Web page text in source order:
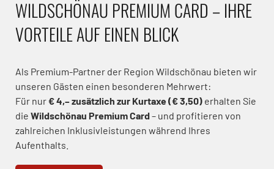
WILDSCHÖNAU PREMIUM CARD – IHRE
VORTEILE AUF EINEN BLICK
Als Premium-Partner der Region Wildschönau bieten wir
unseren Gästen einen besonderen Mehrwert:
Für nur€ 4,– zusätzlich zur Kurtaxe (€ 3,50) erhalten Sie
die Wildschönau Premium Card– und profitieren von
zahlreichen Inklusivleistungen während Ihres
Aufenthalts.